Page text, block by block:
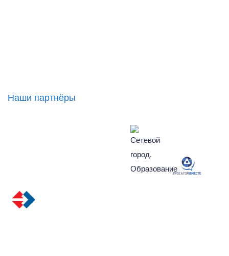
Наши партнёры